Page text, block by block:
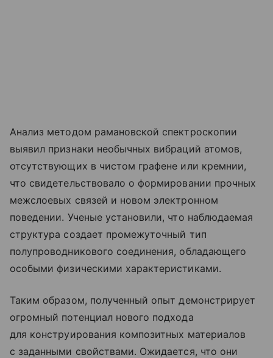
Анализ методом рамановской спектроскопии
выявил признаки необычных вибраций атомов,
отсутствующих в чистом графене или кремнии,
что свидетельствовало о формировании прочных
межслоевых связей и новом электронном
поведении. Ученые установили, что наблюдаемая
структура создает промежуточный тип
полупроводникового соединения, обладающего
особыми физическими характеристиками.
Таким образом, полученный опыт демонстрирует
огромный потенциал нового подхода
для конструирования композитных материалов
с заданными свойствами. Ожидается, что они